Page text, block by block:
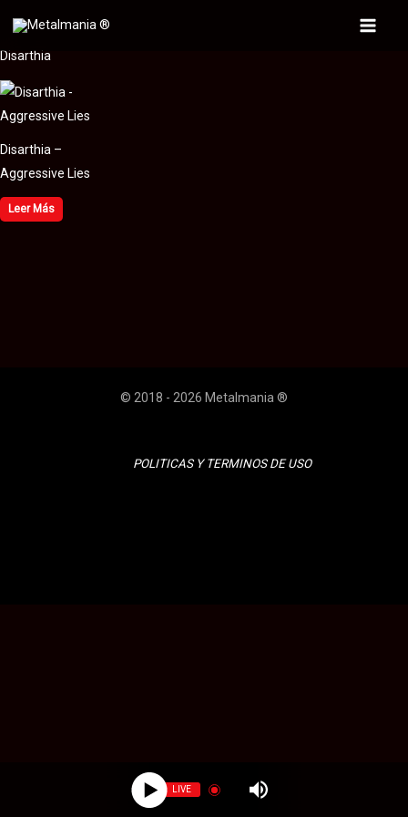
contenido
Main
Disarthia
Disarthia –
Aggressive Lies
Leer Más
© 2018 - 2026 Metalmania ®
LIVE
POLITICAS Y TERMINOS DE USO